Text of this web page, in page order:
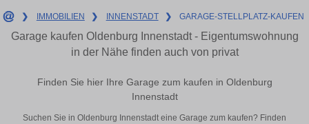
❯ IMMOBILIEN ❯ INNENSTADT ❯ GARAGE-STELLPLATZ-KAUFEN
Garage kaufen Oldenburg Innenstadt - Eigentumswohnung
in der Nähe finden auch von privat
Finden Sie hier Ihre Garage zum kaufen in Oldenburg
Innenstadt
Suchen Sie in Oldenburg Innenstadt eine Garage zum kaufen? Finden